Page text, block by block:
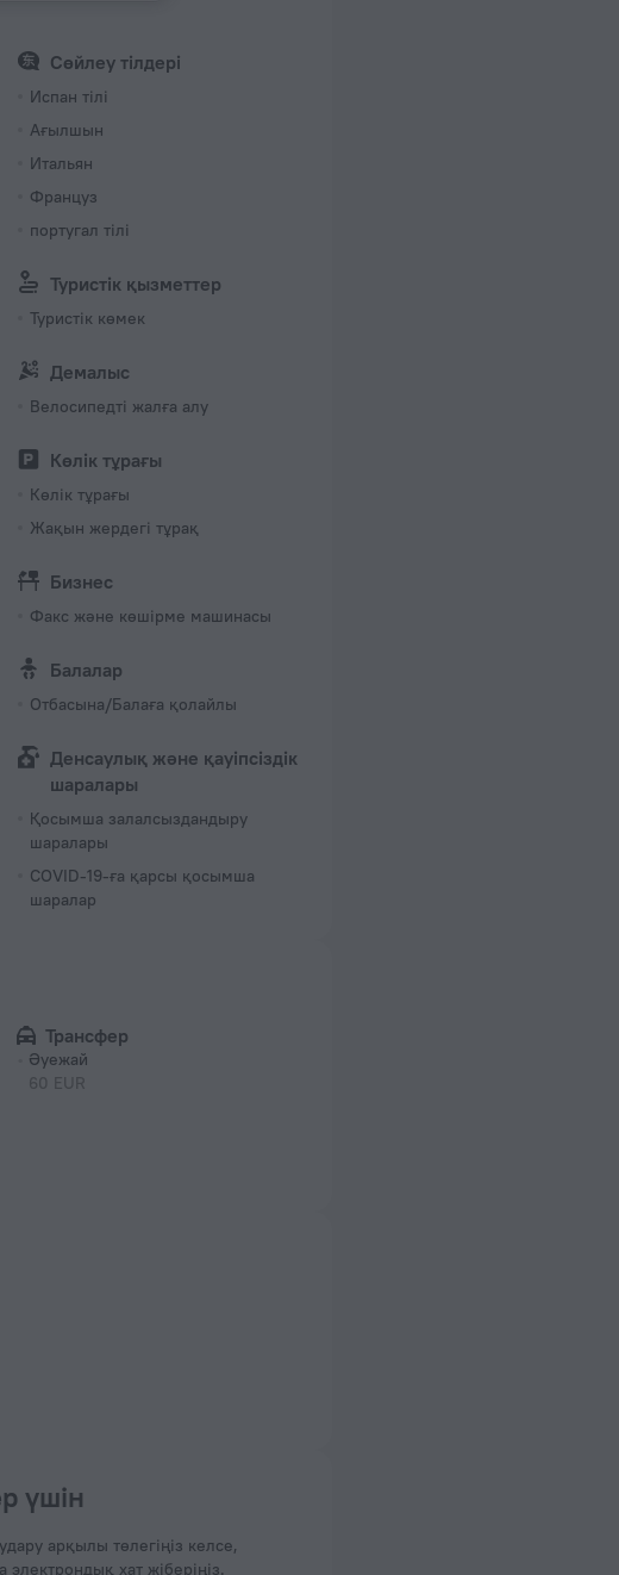
230 В / 50 Гц
Сөйлеу тілдері
Испан тілі
Ағылшын
Итальян
Француз
португал тілі
Туристік қызметтер
Туристік көмек
Демалыс
Велосипедті жалға алу
Көлік тұрағы
Көлік тұрағы
Жақын жердегі тұрақ
Бизнес
Факс және көшірме машинасы
Балалар
Отбасына/Балаға қолайлы
Денсаулық және қауіпсіздік
шаралары
Қосымша залалсыздандыру
шаралары
COVID-19-ға қарсы қосымша
шаралар
Трансфер
Әуежай
60 EUR
үшін
арқылы төлегіңіз келсе,
хат жіберіңіз.